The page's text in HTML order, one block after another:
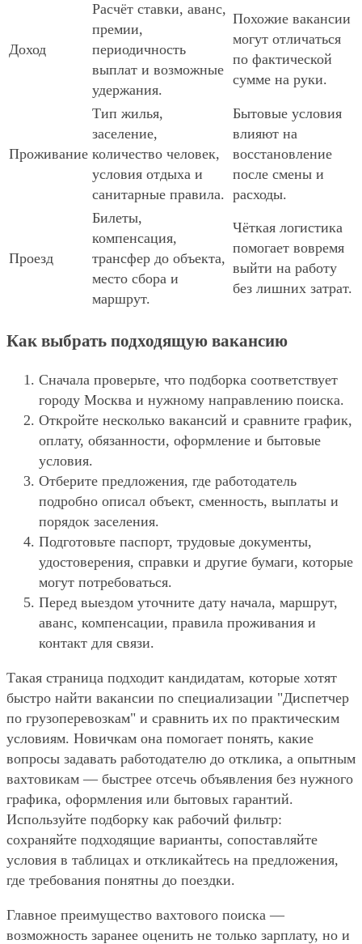
Доход
Расчёт ставки, аванс,
премии,
периодичность
выплат и возможные
удержания.
Похожие вакансии
могут отличаться
по фактической
сумме на руки.
Проживание
Тип жилья,
заселение,
количество человек,
условия отдыха и
санитарные правила.
Бытовые условия
влияют на
восстановление
после смены и
расходы.
Проезд
Билеты,
компенсация,
трансфер до объекта,
место сбора и
маршрут.
Чёткая логистика
помогает вовремя
выйти на работу
без лишних затрат.
Как выбрать подходящую вакансию
Сначала проверьте, что подборка соответствует
городу Москва и нужному направлению поиска.
Откройте несколько вакансий и сравните график,
оплату, обязанности, оформление и бытовые
условия.
Отберите предложения, где работодатель
подробно описал объект, сменность, выплаты и
порядок заселения.
Подготовьте паспорт, трудовые документы,
удостоверения, справки и другие бумаги, которые
могут потребоваться.
Перед выездом уточните дату начала, маршрут,
аванс, компенсации, правила проживания и
контакт для связи.
Такая страница подходит кандидатам, которые хотят
быстро найти вакансии по специализации "Диспетчер
по грузоперевозкам" и сравнить их по практическим
условиям. Новичкам она помогает понять, какие
вопросы задавать работодателю до отклика, а опытным
вахтовикам — быстрее отсечь объявления без нужного
графика, оформления или бытовых гарантий.
Используйте подборку как рабочий фильтр:
сохраняйте подходящие варианты, сопоставляйте
условия в таблицах и откликайтесь на предложения,
где требования понятны до поездки.
Главное преимущество вахтового поиска —
возможность заранее оценить не только зарплату, но и